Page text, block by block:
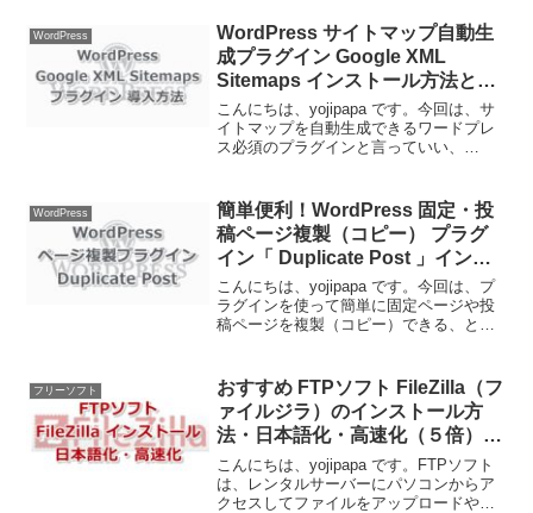
のが画像ファイルサイズの圧縮です。画
像ファイルを小...
WordPress
WordPress サイトマップ自動生
成プラグイン Google XML
Sitemaps インストール方法と設
定方法
こんにちは、yojipapa です。今回は、サ
イトマップを自動生成できるワードプレ
ス必須のプラグインと言っていい、
ール方法と設定方法をお伝えします...
WordPress
簡単便利！WordPress 固定・投
稿ページ複製（コピー） プラグ
イン「 Duplicate Post 」インス
トール・設定・使用方法
こんにちは、yojipapa です。今回は、プ
ラグインを使って簡単に固定ページや投
稿ページを複製（コピー）できる、とて
ト）のインストール・設定・使用方法を
お伝え...
フリーソフト
おすすめ FTPソフト FileZilla（フ
ァイルジラ）のインストール方
法・日本語化・高速化（５倍）設
定
こんにちは、yojipapa です。FTPソフト
は、レンタルサーバーにパソコンからア
クセスしてファイルをアップロードやダ